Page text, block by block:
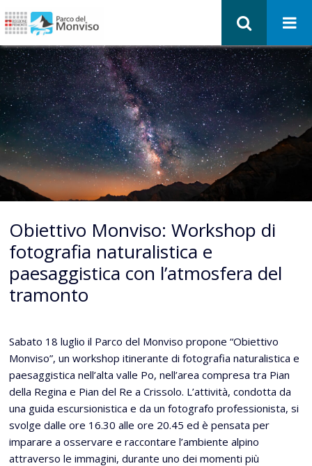
Obiettivo Monviso: Workshop di
fotografia naturalistica e
paesaggistica con l’atmosfera del
tramonto
Sabato 18 luglio il Parco del Monviso propone “Obiettivo
Monviso”, un workshop itinerante di fotografia naturalistica e
paesaggistica nell’alta valle Po, nell’area compresa tra Pian
della Regina e Pian del Re a Crissolo. L’attività, condotta da
una guida escursionistica e da un fotografo professionista, si
svolge dalle ore 16.30 alle ore 20.45 ed è pensata per
imparare a osservare e raccontare l’ambiente alpino
attraverso le immagini, durante uno dei momenti più